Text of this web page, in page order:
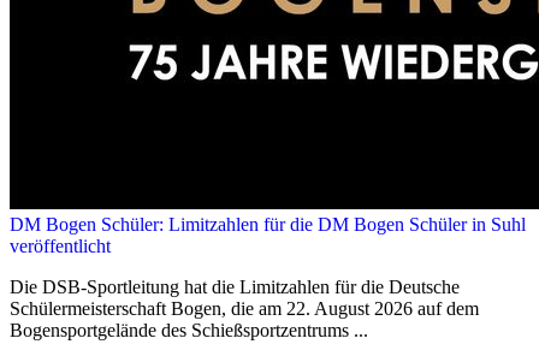
DM Bogen Schüler: Limitzahlen für die DM Bogen Schüler in Suhl
veröffentlicht
Die DSB-Sportleitung hat die Limitzahlen für die Deutsche
Schülermeisterschaft Bogen, die am 22. August 2026 auf dem
Bogensportgelände des Schießsportzentrums ...